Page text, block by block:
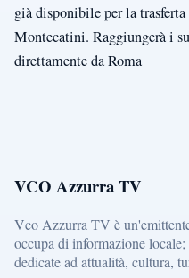
già disponibile per la
Montecatini. Raggiungerà i
direttamente da Roma
VCO Azzurra TV
Vco Azzurra TV è
occupa di informazione
dedicate ad attualità, cultura,